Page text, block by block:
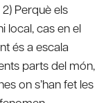
Perquè els
local, cas en el
és a escala
parts del món,
on s’han fet les